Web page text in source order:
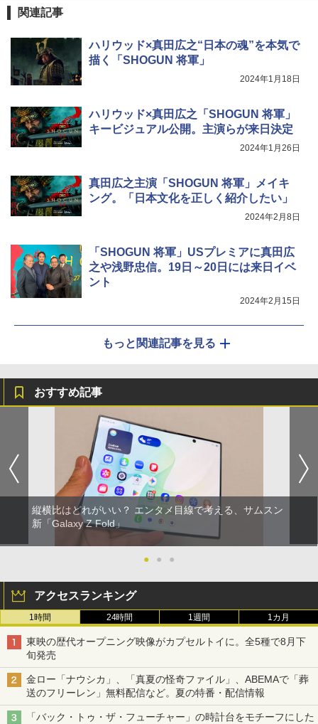
関連記事
ハリウッド×真田広之“日本の魂”を本気で
描く「SHOGUN 将軍」
2024年1月18日
ハリウッド×真田広之「SHOGUN 将軍」
キービジュアル公開。主演らが来日決定
2024年1月26日
真田広之主演「SHOGUN 将軍」メイキ
ング。「日本文化を正しく紹介したい」
2024年2月8日
「SHOGUN 将軍」USプレミアに真田広
之や浅野忠信。19日～20日には来日イベ
ント
2024年2月15日
もっと関連記事を見る
おすすめ記事
縦横比はどれがいい？ エンタメ目線で考える、サムスン
新「Galaxy Z Fold」
● ● ●
アクセスランキング
1時間 24時間 1週間 1カ月
東映の歴代オープニング映像がカプセルトイに。全5種で8月下
旬発売
金ロー「ナウシカ」、「真夏の怪奇ファイル」、ABEMAで「葬
送のフリーレン」無料配信など。夏の特番・配信情報
「バック・トゥ・ザ・フューチャー」の時計台をモチーフにした